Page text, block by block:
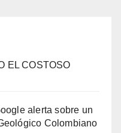
EL COSTOSO
alerta sobre un
Colombiano